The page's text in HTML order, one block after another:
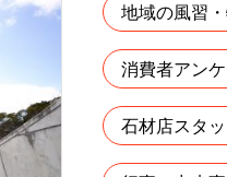
地域の風習
消費者アンケ
石材店スタ